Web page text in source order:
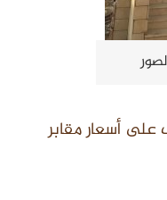
على أسعار مقابر